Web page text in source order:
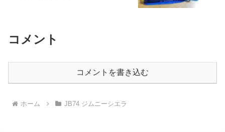
コメント
コメントを書き込む
ホーム JB74 ジムニーシエラ